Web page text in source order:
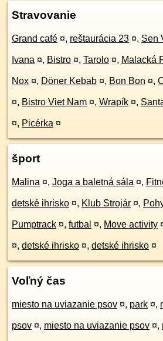
Stravovanie
Grand café ¤, reštaurácia 23 ¤, Sen
Ivana ¤, Bistro ¤, Tarolo ¤, Malacká
Nox ¤, Döner Kebab ¤, Bon Bon ¤,
¤, Bistro Viet Nam ¤, Wrapík ¤,
¤, Picérka ¤
šport
Malina ¤, Joga a baletná sála ¤,
detské ihrisko ¤, Klub Strojár ¤,
Pumptrack ¤, futbal ¤, Move activity
¤, detské ihrisko ¤, detské ihrisko ¤
Voľný čas
miesto na uviazanie psov ¤, park ¤,
psov ¤, miesto na uviazanie psov ¤,